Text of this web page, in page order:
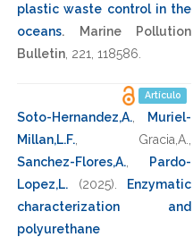
plastic waste control in the
oceans.
Marine Pollution
Bulletin 221 118586
Artículo
Soto-Hernandez,A.
Muriel-
Millan,L.F.
Gracia,A.
Sanchez-Flores,A.
Pardo-
Lopez,L.
(2025)
Enzymatic
characterization and
polyurethane